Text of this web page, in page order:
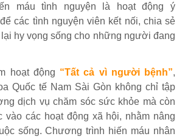
máu tình nguyện là hoạt động ý
các tình nguyện viên kết nối, chia sẻ
hy vọng sống cho những người đang
hoạt động “Tất cả vì người bệnh”,
Quốc tế Nam Sài Gòn không chỉ tập
dịch vụ chăm sóc sức khỏe mà còn
vào các hoạt động xã hội, nhằm nâng
sống. Chương trình hiến máu nhân